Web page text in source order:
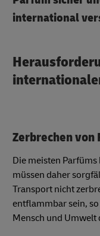
international
Zerbrechen von
Die meisten
müssen daher
Transport nicht
entflammbar sein,
Mensch und Umwelt